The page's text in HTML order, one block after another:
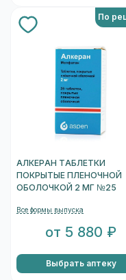
По
АЛКЕРАН ТАБЛЕТКИ
ПОКРЫТЫЕ ПЛЕНОЧНОЙ
ОБОЛОЧКОЙ 2 МГ №25
Все формы выпуска
от 5 880 ₽
Выбрать аптеку